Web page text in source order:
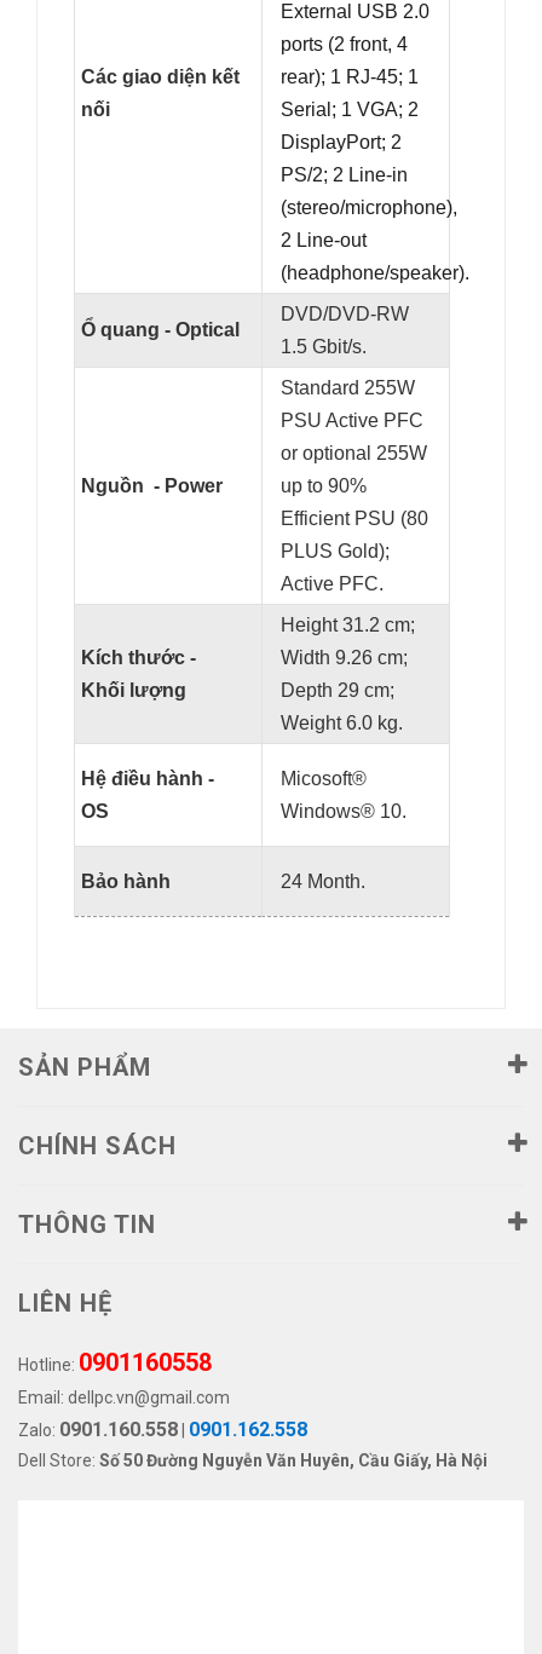
Các giao diện kết
nối
External USB 2.0
ports (2 front, 4
rear); 1 RJ-45; 1
Serial; 1 VGA; 2
DisplayPort; 2
PS/2; 2 Line-in
(stereo/microphone),
2 Line-out
(headphone/speaker).
Ổ quang - Optical
DVD/DVD-RW
1.5 Gbit/s.
Nguồn - Power
Standard 255W
PSU Active PFC
or optional 255W
up to 90%
Efficient PSU (80
PLUS Gold);
Active PFC.
Kích thước -
Khối lượng
Height 31.2 cm;
Width 9.26 cm;
Depth 29 cm;
Weight 6.0 kg.
Hệ điều hành -
OS
Micosoft®
Windows® 10.
Bảo hành 24 Month.
SẢN PHẨM
CHÍNH SÁCH
THÔNG TIN
LIÊN HỆ
Hotline: 0901160558
Email: dellpc.vn@gmail.com
Zalo: 0901.160.558 0901.162.558
Dell Store: Số 50 Đường Nguyễn Văn Huyên, Cầu Giấy, Hà Nội